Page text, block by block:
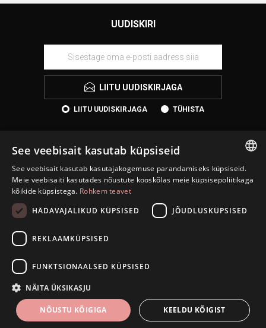
UUDISKIRI
LIITU UUDISKIRJAGA
LIITU UUDISKIRJAGA TÜHISTA
KONTAKT
INFORMATSIOON
INFO
ISETEENINDUS
Autoriõigus © 2026 Eesti Juveel. Kõik õigused kaitstud.
ESTONIAN
See veebisait kasutab küpsiseid
See veebisait kasutab kasutajakogemuse parandamiseks küpsiseid.
Meie veebisaiti kasutades nõustute kooskõlas meie küpsisepoliitikaga
kõikide küpsistega. Rohkem teavet
HÄDAVAJALIKUD KÜPSISED
JÕUDLUSKÜPSISED
REKLAAMKÜPSISED
FUNKTSIONAALSED KÜPSISED
NÄITA ÜKSIKASJU
NÕUSTU KÕIGIGA KEELDU KÕIGIST